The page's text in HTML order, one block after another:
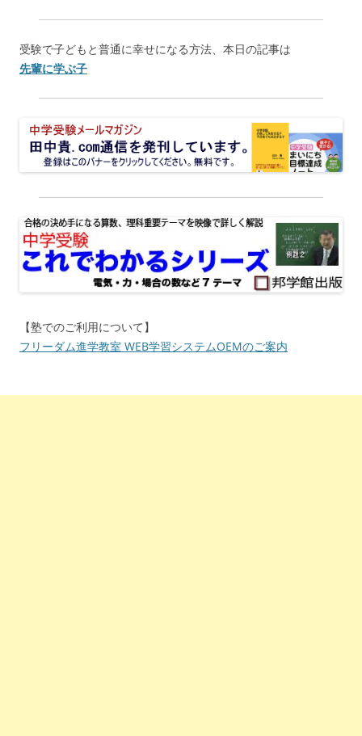
受験で子どもと普通に幸せになる方法、本日の記事は
先輩に学ぶ子
【塾でのご利用について】
フリーダム進学教室 WEB学習システムOEMのご案内